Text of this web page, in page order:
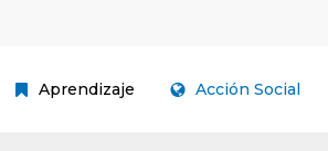
Aprendizaje Acción Social